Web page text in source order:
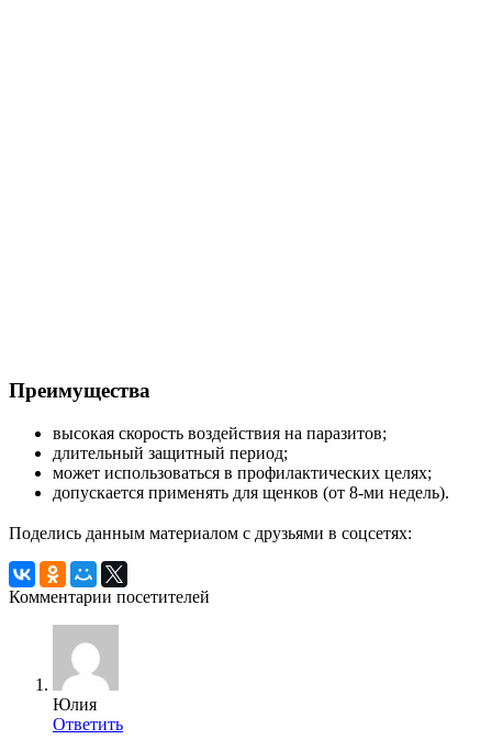
Преимущества
высокая скорость воздействия на паразитов;
длительный защитный период;
может использоваться в профилактических целях;
допускается применять для щенков (от 8-ми недель).
Поделись данным материалом с друзьями в соцсетях:
Комментарии посетителей
Юлия
Ответить